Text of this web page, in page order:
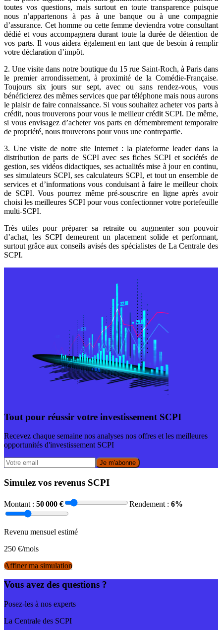
toutes vos questions, mais surtout en toute transparence puisque
nous n’appartenons à pas à une banque ou à une compagnie
d’assurance. Cet homme ou cette femme deviendra votre consultant
dédié et vous accompagnera durant toute la durée de détention de
vos parts. Il vous aidera également en tant que de besoin à remplir
votre déclaration d’impôt.
2. Une visite dans notre boutique du 15 rue Saint-Roch, à Paris dans
le premier arrondissement, à proximité de la Comédie-Française.
Toujours six jours sur sept, avec ou sans rendez-vous, vous
bénéficierez des mêmes services que par téléphone mais nous aurons
le plaisir de faire connaissance. Si vous souhaitez acheter vos parts à
crédit, nous trouverons pour vous le meilleur crédit SCPI. De même,
si vous envisagez d’acheter vos parts en démembrement temporaire
de propriété, nous trouverons pour vous une contrepartie.
3. Une visite de notre site Internet : la plateforme leader dans la
distribution de parts de SCPI avec ses fiches SCPI et sociétés de
gestion, ses vidéos didactiques, ses actualités mise à jour en continu,
ses simulateurs SCPI, ses calculateurs SCPI, et tout un ensemble de
services et d’informations vous conduisant à faire le meilleur choix
de SCPI. Vous pourrez même pré-souscrire en ligne après avoir
choisi les meilleures SCPI pour vous confectionner votre portefeuille
multi-SCPI.
Très utiles pour préparer sa retraite ou augmenter son pouvoir
d’achat, les SCPI demeurent un placement solide et performant,
surtout grâce aux conseils avisés des spécialistes de La Centrale des
SCPI.
Tout pour réussir votre investissement SCPI
Recevez chaque semaine nos analyses nos offres et les meilleures
opportunités d'investissement SCPI
Je m'abonne
Simulez vos revenus SCPI
Montant : 50 000 € Rendement : 6%
Revenu mensuel estimé
250 €/mois
Affiner ma simulation
Vous avez des questions ?
Posez-les à nos experts
La Centrale des SCPI